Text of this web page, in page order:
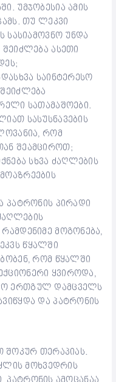
უმჯობესია ამის
თუ ლეკვი
სასიამოვნო უნდა
ასეთი
საინტერესო
სათამაშოები.
სასუსნავების
რომ
შეამციროთ;
სხვა ძაღლების
პატრონის პირადი
მოგონება,
წყალში
რომ წყალში
ყვიროდა,
ერთგულ დამცველს
და პატრონის
შოკურ თერაპიას.
მოხვედრის